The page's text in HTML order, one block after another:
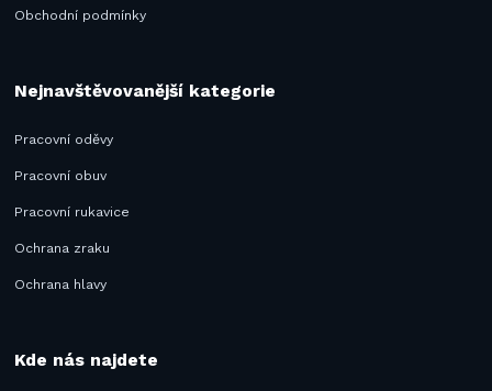
Obchodní podmínky
Nejnavštěvovanější kategorie
Pracovní oděvy
Pracovní obuv
Pracovní rukavice
Ochrana zraku
Ochrana hlavy
Kde nás najdete